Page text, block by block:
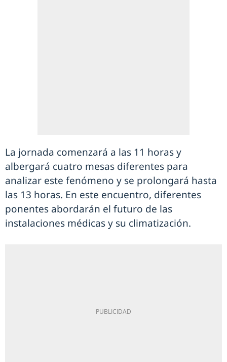
La jornada comenzará a las 11 horas y
albergará cuatro mesas diferentes para
analizar este fenómeno y se prolongará hasta
las 13 horas. En este encuentro, diferentes
ponentes abordarán el futuro de las
instalaciones médicas y su climatización.